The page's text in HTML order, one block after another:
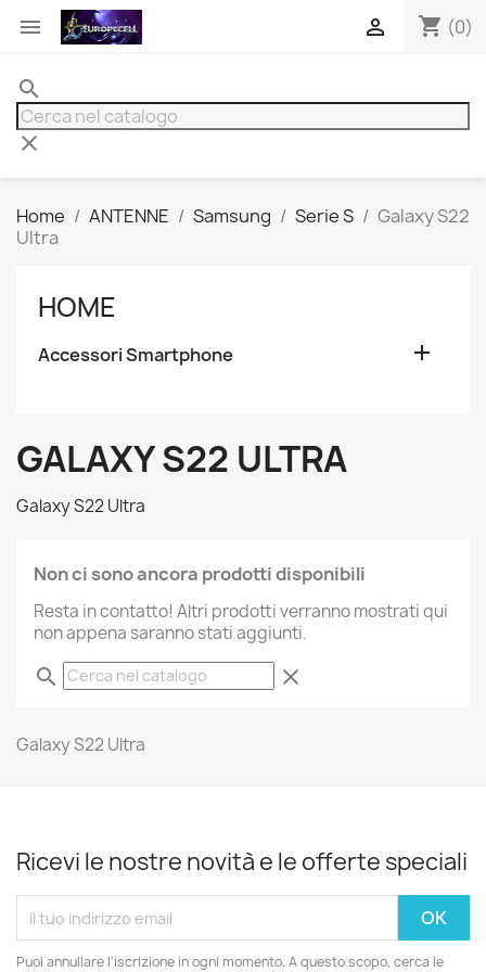
 shopping_cart (0)

search
clear
Home ANTENNE Samsung Serie S
Galaxy S22
Ultra
HOME
Accessori Smartphone 
GALAXY S22 ULTRA
Galaxy S22 Ultra
Non ci sono ancora prodotti disponibili
Resta in contatto! Altri prodotti verranno mostrati qui
non appena saranno stati aggiunti.
search clear
Galaxy S22 Ultra
Ricevi le nostre novità e le offerte speciali
Puoi annullare l'iscrizione in ogni momento. A questo scopo, cerca le